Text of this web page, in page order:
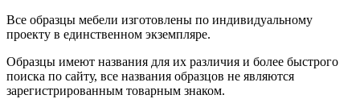
Все образцы мебели изготовлены по индивидуальному
проекту в единственном экземпляре.
Образцы имеют названия для их различия и более быстрого
поиска по сайту, все названия образцов не являются
зарегистрированным товарным знаком.